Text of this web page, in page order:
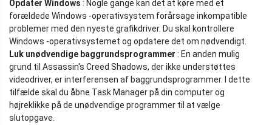
Opdater Windows : Nogle gange kan det at køre med et
forældede Windows -operativsystem forårsage inkompatible
problemer med den nyeste grafikdriver. Du skal kontrollere
Windows -operativsystemet og opdatere det om nødvendigt.
Luk unødvendige baggrundsprogrammer : En anden mulig
grund til Assassin's Creed Shadows, der ikke understøttes
videodriver, er interferensen af ​​baggrundsprogrammer. I dette
tilfælde skal du åbne Task Manager på din computer og
højreklikke på de unødvendige programmer til at vælge
slutopgave.